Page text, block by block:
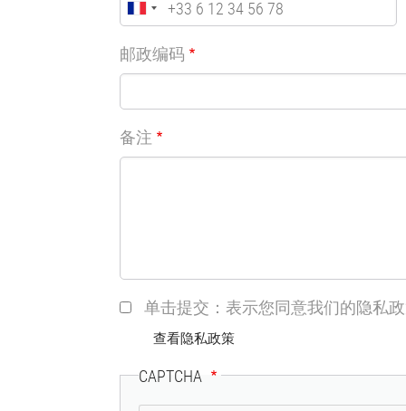
邮政编码
备注
单击提交：表示您同意我们的隐私
查看隐私政策
CAPTCHA